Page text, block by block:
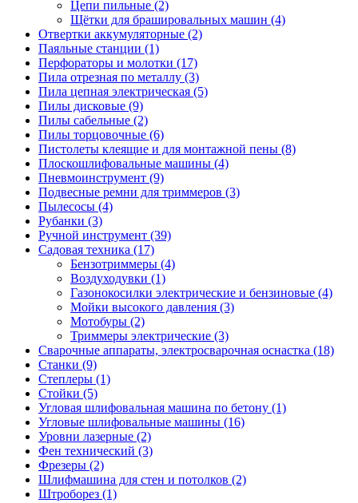
Цепи пильные (2)
Щётки для брашировальных машин (4)
Отвертки аккумуляторные (2)
Паяльные станции (1)
Перфораторы и молотки (17)
Пила отрезная по металлу (3)
Пила цепная электрическая (5)
Пилы дисковые (9)
Пилы сабельные (2)
Пилы торцовочные (6)
Пистолеты клеящие и для монтажной пены (8)
Плоскошлифовальные машины (4)
Пневмоинструмент (9)
Подвесные ремни для триммеров (3)
Пылесосы (4)
Рубанки (3)
Ручной инструмент (39)
Садовая техника (17)
Бензотриммеры (4)
Воздуходувки (1)
Газонокосилки электрические и бензиновые (4)
Мойки высокого давления (3)
Мотобуры (2)
Триммеры электрические (3)
Сварочные аппараты, электросварочная оснастка (18)
Станки (9)
Степлеры (1)
Стойки (5)
Угловая шлифовальная машина по бетону (1)
Угловые шлифовальные машины (16)
Уровни лазерные (2)
Фен технический (3)
Фрезеры (2)
Шлифмашина для стен и потолков (2)
Штроборез (1)